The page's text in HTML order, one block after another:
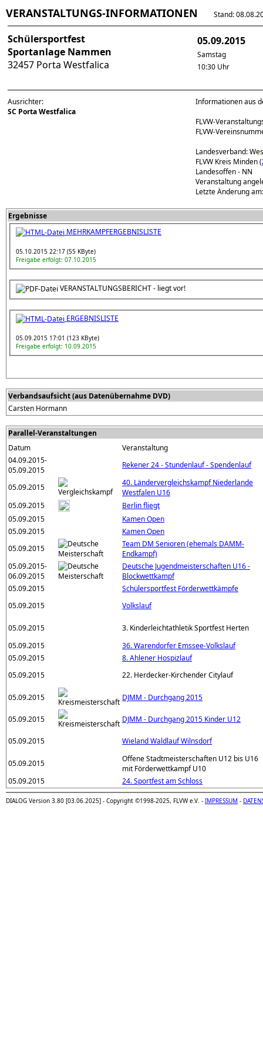
VERANSTALTUNGS-INFORMATIONEN Stand:
Schülersportfest
Sportanlage Nammen
32457 Porta Westfalica
05.09.2015
Samstag
10:30 Uhr
Ausrichter:
SC Porta Westfalica
Informationen aus
FLVW-
FLVW-
Landesverband:
FLVW Kreis Minden (
Landesoffen - NN
Veranstaltung
Letzte Änderung
Ergebnisse
MEHRKAMPFERGEBNISLISTE
05.10.2015 22:17 (55 KByte)
Freigabe erfolgt: 07.10.2015
VERANSTALTUNGSBERICHT - liegt vor!
ERGEBNISLISTE
05.09.2015 17:01 (123 KByte)
Freigabe erfolgt: 10.09.2015
Verbandsaufsicht (aus Datenübernahme DVD)
Carsten Hormann
Parallel-Veranstaltungen
Datum
Veranstaltung
04.09.2015-
05.09.2015
Rekener 24 - Stundenlauf - Spendenlauf
05.09.2015
40. Ländervergleichskampf Niederlande
Westfalen U16
05.09.2015
Berlin fliegt
05.09.2015
Kamen Open
05.09.2015
Kamen Open
05.09.2015
Team DM Senioren (ehemals DAMM-
Endkampf)
05.09.2015-
06.09.2015
Deutsche Jugendmeisterschaften U16 -
Blockwettkampf
05.09.2015
Schülersportfest Förderwettkämpfe
05.09.2015
Volkslauf
05.09.2015
3. Kinderleichtathletik Sportfest Herten
05.09.2015
36. Warendorfer Emssee-Volkslauf
05.09.2015
8. Ahlener Hospizlauf
05.09.2015
22. Herdecker-Kirchender Citylauf
05.09.2015 DJMM - Durchgang 2015
05.09.2015 DJMM - Durchgang 2015 Kinder U12
05.09.2015 Wieland Waldlauf Wilnsdorf
05.09.2015
Offene Stadtmeisterschaften U12 bis U16
mit Förderwettkampf U10
05.09.2015
24. Sportfest am Schloss
DIALOG Version 3.80 [03.06.2025] - Copyright ©1998-2025, FLVW e.V. - IMPRESSUM -